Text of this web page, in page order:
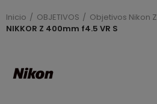
Inicio OBJETIVOS
Objetivos Nikon Z
NIKKOR Z 400mm f4.5 VR S